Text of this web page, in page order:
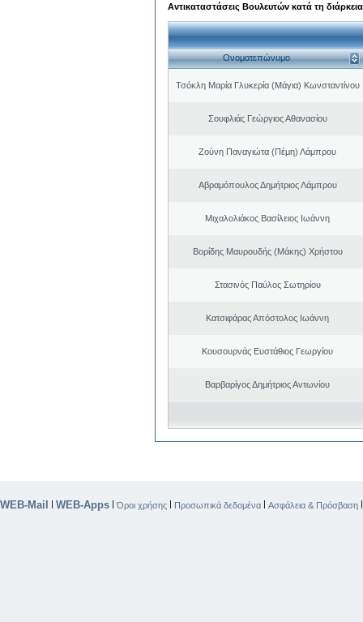
Αντικαταστάσεις Βουλευτών κατά τη
Ονοματεπώνυμο
Τσόκλη Μαρία Γλυκερία (Μάγια) Κωνσταντίνου
Σουφλιάς Γεώργιος Αθανασίου
Ζούνη Παναγιώτα (Πέμη) Λάμπρου
Αβραμόπουλος Δημήτριος Λάμπρου
Μιχαλολιάκος Βασίλειος Ιωάννη
Βορίδης Μαυρουδής (Μάκης) Χρήστου
Στασινός Παύλος Σωτηρίου
Κατσιφάρας Απόστολος Ιωάννη
Κουσουρνάς Ευστάθιος Γεωργίου
Βαρβαρίγος Δημήτριος Αντωνίου
WEB-Mail | WEB-Apps |Όροι χρήσης | Προσωπικά δεδομένα | Ασφάλεια & Πρόσβαση